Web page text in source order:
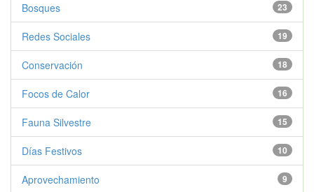
23
Bosques
19
Redes Sociales
18
Conservación
16
Focos de Calor
15
Fauna Silvestre
10
Días Festivos
9
Aprovechamiento